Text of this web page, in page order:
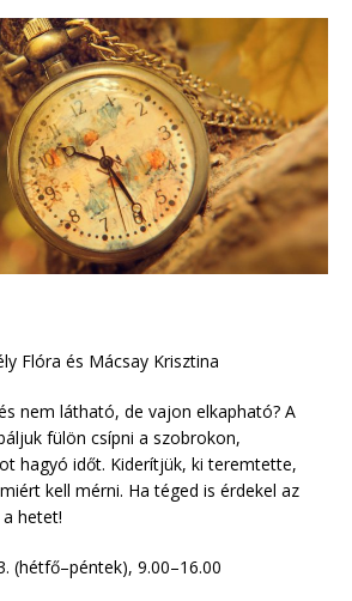
Flóra és Mácsay Krisztina
nem látható, de vajon elkapható? A
fülön csípni a szobrokon,
hagyó időt. Kiderítjük, ki teremtette,
kell mérni. Ha téged is érdekel az
hetet!
(hétfő–péntek), 9.00–16.00